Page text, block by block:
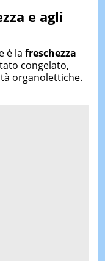
e agli
è la freschezza
congelato,
organolettiche.